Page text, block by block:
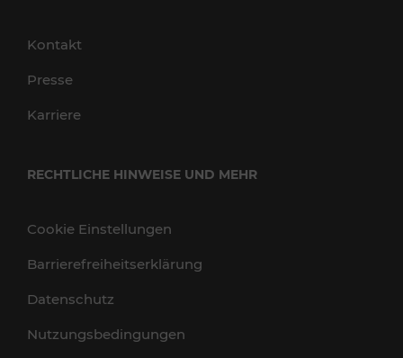
Kontakt
Presse
Karriere
RECHTLICHE HINWEISE UND MEHR
Cookie Einstellungen
Barrierefreiheitserklärung
Datenschutz
Nutzungsbedingungen